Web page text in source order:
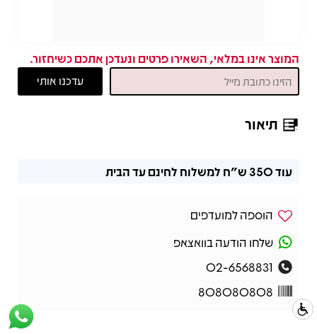
המוצר אינו במלאי, השאירו פרטים ונעדכן אתכם כשיחזור.
תיאור
עוד350 ש"ח למשלוח לחינם עד הבית
הוספה למועדפים
שלחו הודעה בוואצאפ
02-6568831
808080808